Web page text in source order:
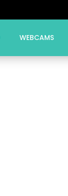
WEBCAMS